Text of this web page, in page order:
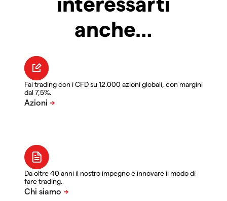
anche…
Fai trading con i CFD su 12.000 azioni globali, con margini
dal 7,5%.
Da oltre 40 anni il nostro impegno è innovare il modo di
fare trading.